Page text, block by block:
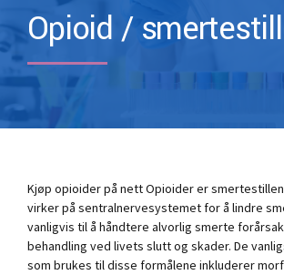
Opioid /
Kjøp opioider på nett Opioider er
virker på sentralnervesystemet for å lindre
vanligvis til å håndtere alvorlig smerte
behandling ved livets slutt og skader. De
som brukes til disse formålene inkluderer